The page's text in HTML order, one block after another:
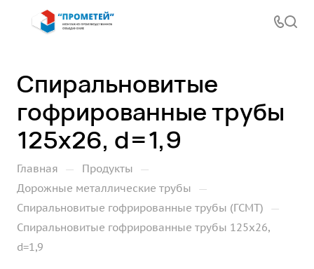
Спиральновитые
гофрированные трубы
125х26, d=1,9
Главная — Продукты —
Дорожные металлические трубы —
Спиральновитые гофрированные трубы (ГСМТ) —
Спиральновитые гофрированные трубы 125х26,
d=1,9